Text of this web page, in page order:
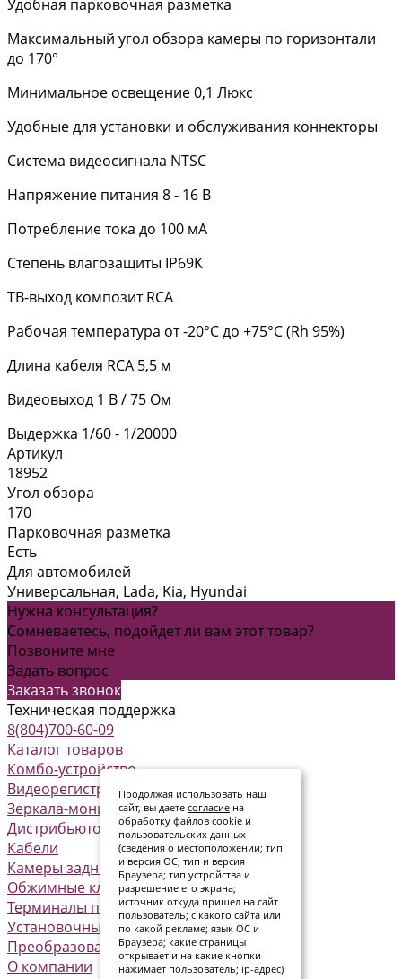
Удобная парковочная разметка
Максимальный угол обзора камеры по горизонтали
до 170°
Минимальное освещение 0,1 Люкс
Удобные для установки и обслуживания коннекторы
Система видеосигнала NTSC
Напряжение питания 8 - 16 В
Потребление тока до 100 мА
Степень влагозащиты IP69K
ТВ-выход композит RCA
Рабочая температура от -20°C до +75°C (Rh 95%)
Длина кабеля RCA 5,5 м
Видеовыход 1 В / 75 Ом
Выдержка 1/60 - 1/20000
Артикул
18952
Угол обзора
170
Парковочная разметка
Есть
Для автомобилей
Универсальная, Lada, Kia, Hyundai
Нужна консультация?
Сомневаетесь, подойдет ли вам этот товар?
Позвоните мне
Задать вопрос
Заказать звонок
Техническая поддержка
8(804)700-60-09
Каталог товаров
Комбо-устройство
Видеорегистраторы
Зеркала-мониторы
Дистрибьюторы питания
Кабели
Камеры заднего вида
Обжимные клеммы
Терминалы предохранителя
Установочные комплекты
Преобразователи
О компании
Продолжая использовать наш
сайт, вы даете согласие на
обработку файлов cookie и
пользовательских данных
(сведения о местоположении; тип
и версия ОС; тип и версия
Браузера; тип устройства и
разрешение его экрана;
источник откуда пришел на сайт
пользователь; с какого сайта или
по какой рекламе; язык ОС и
Браузера; какие страницы
открывает и на какие кнопки
нажимает пользователь; ip-адрес)